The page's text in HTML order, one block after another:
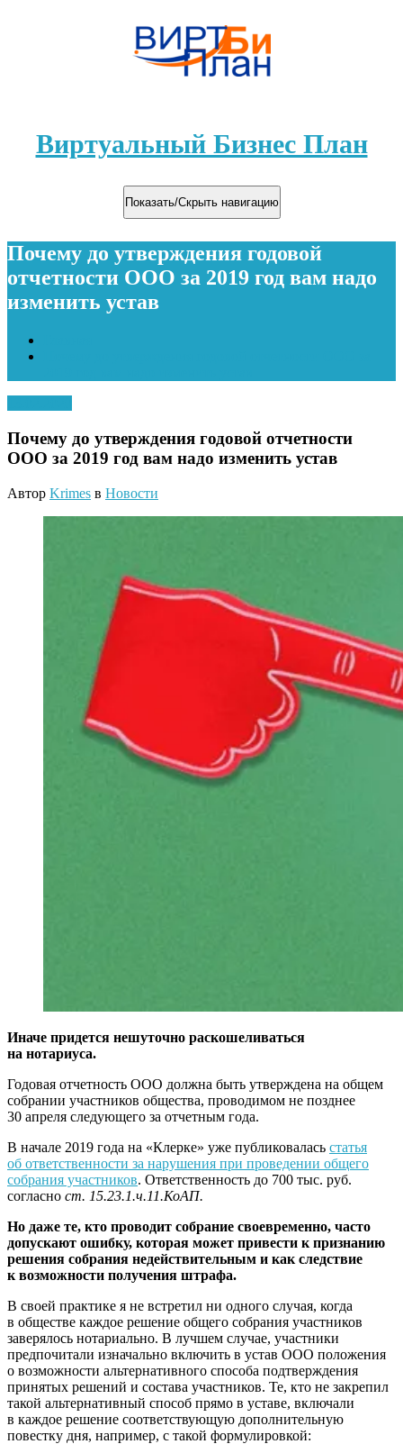
Виртуальный Бизнес План
Показать/Скрыть навигацию
Почему до утверждения годовой
отчетности ООО за 2019 год вам надо
изменить устав
Почему до утверждения годовой отчетности
ООО за 2019 год вам надо изменить устав
Автор Krimes в Новости
Иначе придется нешуточно раскошеливаться
на нотариуса.
Годовая отчетность ООО должна быть утверждена на общем
собрании участников общества, проводимом не позднее
30 апреля следующего за отчетным года.
В начале 2019 года на «Клерке» уже публиковалась статья
об ответственности за нарушения при проведении общего
собрания участников. Ответственность до 700 тыс. руб.
согласно ст. 15.23.1.ч.11.КоАП.
Но даже те, кто проводит собрание своевременно, часто
допускают ошибку, которая может привести к признанию
решения собрания недействительным и как следствие
к возможности получения штрафа.
В своей практике я не встретил ни одного случая, когда
в обществе каждое решение общего собрания участников
заверялось нотариально. В лучшем случае, участники
предпочитали изначально включить в устав ООО положения
о возможности альтернативного способа подтверждения
принятых решений и состава участников. Те, кто не закрепил
такой альтернативный способ прямо в уставе, включали
в каждое решение соответствующую дополнительную
повестку дня, например, с такой формулировкой: